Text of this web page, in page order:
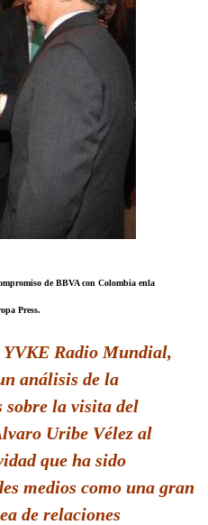
de BBVA con Colombia enla
Press.
YVKE Radio Mundial,
análisis de la
la visita del
Uribe Vélez al
que ha sido
medios como una gran
de relaciones